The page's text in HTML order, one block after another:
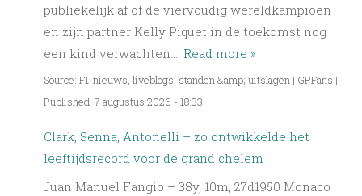
publiekelijk af of de viervoudig wereldkampioen
en zijn partner Kelly Piquet in de toekomst nog
een kind verwachten.… Read more »
Source: F1-nieuws, liveblogs, standen &amp; uitslagen | GPFans |
Published: 7 augustus 2026 - 18:33
Clark, Senna, Antonelli – zo ontwikkelde het
leeftijdsrecord voor de grand chelem
Juan Manuel Fangio – 38y, 10m, 27d1950 Monaco